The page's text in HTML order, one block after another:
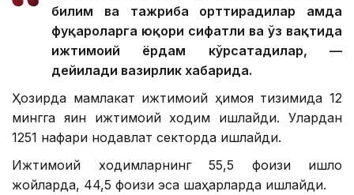
билим ва тажриба орттирадилар ҳамда
фуқароларга юқори сифатли ва ўз вақтида
ижтимоий ёрдам кўрсатадилар, —
дейилади вазирлик хабарида.
Ҳозирда мамлакат ижтимоий ҳимоя тизимида 12
мингга яқин ижтимоий ходим ишлайди. Улардан
1251 нафари нодавлат секторда ишлайди.
Ижтимоий ходимларнинг 55,5 фоизи қишлоқ
жойларда, 44,5 фоизи эса шаҳарларда ишлайди.